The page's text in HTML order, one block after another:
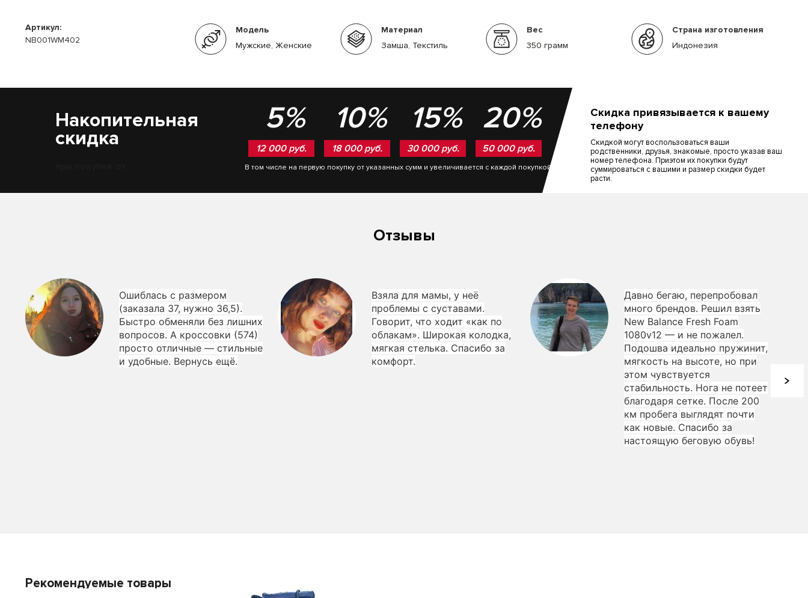
Артикул:
NB001WM402
Модель
Мужские, Женские
Материал
Замша, Текстиль
Вес
350 грамм
Страна изготовления
Индонезия
Накопительная
скидка
5%
12 000 руб.
10%
18 000 руб.
15%
30 000 руб.
20%
50 000 руб.
В том числе на первую покупку от указанных сумм и увеличивается с каждой покупкой
Скидка привязывается к вашему
телефону
Скидкой могут воспользоваться ваши
родственники, друзья, знакомые, просто указав ваш
номер телефона. Приэтом их покупки будут
суммироваться с вашими и размер скидки будет
расти.
Отзывы
Ошиблась с размером
(заказала 37, нужно 36,5).
Быстро обменяли без лишних
вопросов. А кроссовки (574)
просто отличные — стильные
и удобные. Вернусь ещё.
Взяла для мамы, у неё
проблемы с суставами.
Говорит, что ходит «как по
облакам». Широкая колодка,
мягкая стелька. Спасибо за
комфорт.
Давно бегаю, перепробовал
много брендов. Решил взять
New Balance Fresh Foam
1080v12 — и не пожалел.
Подошва идеально пружинит,
мягкость на высоте, но при
этом чувствуется
стабильность. Нога не потеет
благодаря сетке. После 200
км пробега выглядят почти
как новые. Спасибо за
настоящую беговую обувь!
Рекомендуемые товары